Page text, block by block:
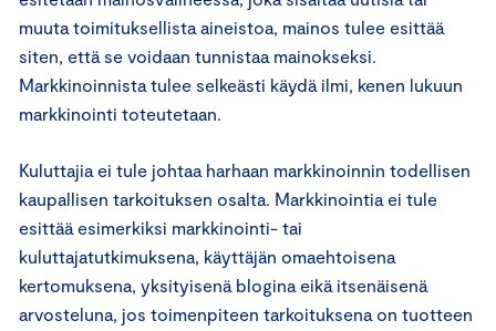
muuta toimituksellista aineistoa, mainos tulee esittää
siten, että se voidaan tunnistaa mainokseksi.
Markkinoinnista tulee selkeästi käydä ilmi, kenen lukuun
markkinointi toteutetaan.
Kuluttajia ei tule johtaa harhaan markkinoinnin todellisen
kaupallisen tarkoituksen osalta. Markkinointia ei tule
esittää esimerkiksi markkinointi- tai
kuluttajatutkimuksena, käyttäjän omaehtoisena
kertomuksena, yksityisenä blogina eikä itsenäisenä
arvosteluna, jos toimenpiteen tarkoituksena on tuotteen